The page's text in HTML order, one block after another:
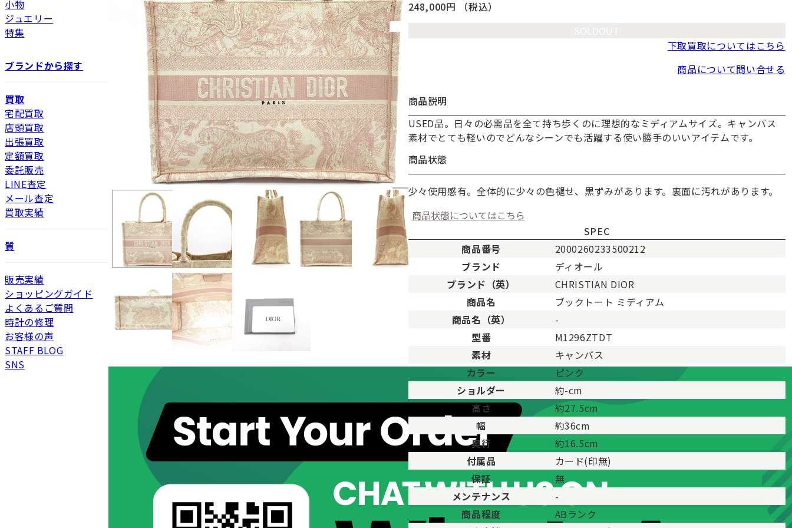
小物
ジュエリー
特集
ブランドから探す
買取
宅配買取
店頭買取
出張買取
定額買取
委託販売
LINE査定
メール査定
買取実績
質
販売実績
ショッピングガイド
よくあるご質問
時計の修理
お客様の声
STAFF BLOG
SNS
248,000円
（税込）
下取買取についてはこちら
商品について問い合せる
お買い物を続ける カートへ進む
商品説明
USED品。日々の必需品を全て持ち歩くのに理想的なミディアムサイズ。キャンバス
素材でとても軽いのでどんなシーンでも活躍する使い勝手のいいアイテムです。
商品状態
少々使用感有。全体的に少々の色褪せ、黒ずみがあります。裏面に汚れがあります。
商品状態についてはこちら
新品状態。
未使用 展示品などの未使用品。
SAランク未使用同様品。数回使用した程度、もしくは新品に近い状態の商品。
Aランク 僅かな傷、汚れはありますが比較的程度の良い商品。
少々使用感はありますが、キズや汚れが少なめで比較的状態の良い商品。
BCランクとても使用感のある商品。傷や汚れなどがあり、目立つ場合があります。
Cランク
SPEC
商品番号
2000260233500212
ブランド
ディオール
ブランド（英）
CHRISTIAN DIOR
商品名
ブックトート ミディアム
商品名（英）
-
型番
M1296ZTDT
素材
キャンバス
カラー
ピンク
ショルダー
約-cm
高さ
約27.5cm
幅
約36cm
奥行
約16.5cm
付属品
カード(印無)
保証
無
メンテナンス
-
商品程度
ABランク